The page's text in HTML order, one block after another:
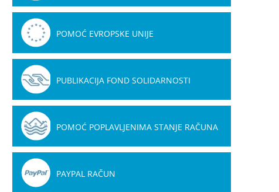
POMOĆ EVROPSKE UNIJE
PUBLIKACIJA FOND SOLIDARNOSTI
POMOĆ POPLAVLJENIMA STANJE RAČUNA
PAYPAL RAČUN